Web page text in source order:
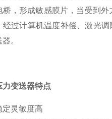
桥，形成敏感膜片，当受到
经过计算机温度补偿、激光
。
力变送器特点
灵敏度高